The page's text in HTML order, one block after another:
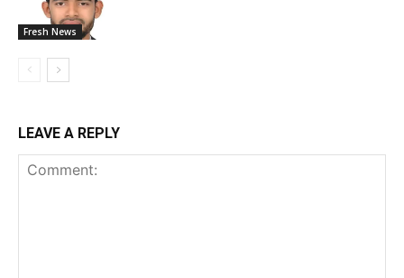
Fresh News
LEAVE A REPLY